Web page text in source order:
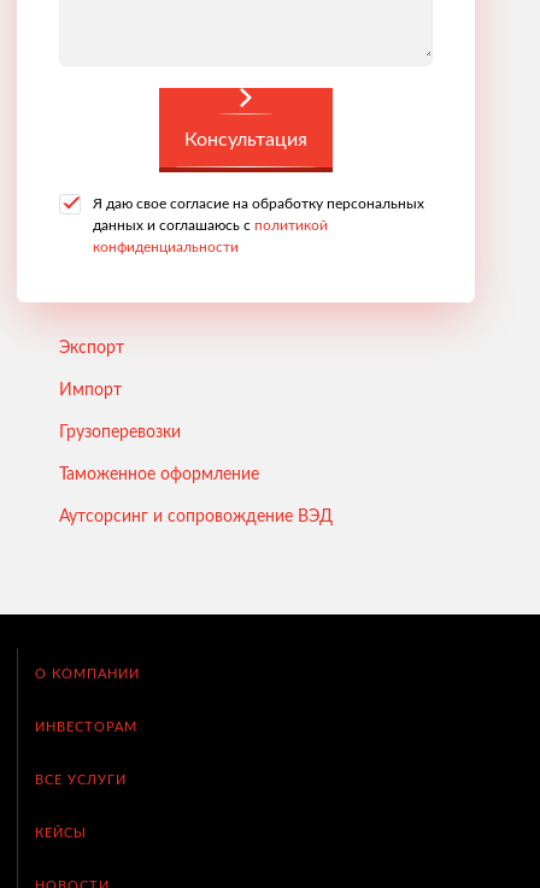
Консультация
Я даю свое согласие на обработку персональных
данных и соглашаюсь с политикой
конфиденциальности
Экспорт
Импорт
Грузоперевозки
Таможенное оформление
Аутсорсинг и сопровождение ВЭД
О КОМПАНИИ
ИНВЕСТОРАМ
ВСЕ УСЛУГИ
КЕЙСЫ